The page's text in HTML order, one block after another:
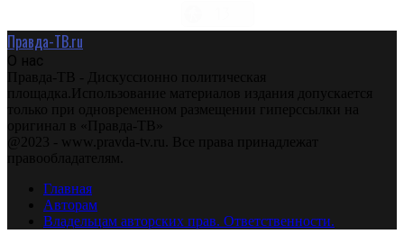
Правда-ТВ.ru
О нас
Правда-ТВ - Дискуссионно политическая
площадка.Использование материалов издания допускается
только при одновременном размещении гиперссылки на
оригинал в «Правда-ТВ»
@2023 - www.pravda-tv.ru. Все права принадлежат
правообладателям.
Главная
Авторам
Владельцам авторских прав. Ответственности.